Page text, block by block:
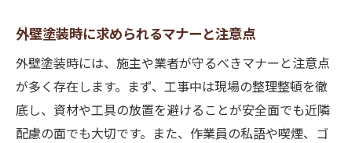
外壁塗装時に求められるマナーと注意点
外壁塗装時には、施主や業者が守るべきマナーと注意点
が多く存在します。まず、工事中は現場の整理整頓を徹
底し、資材や工具の放置を避けることが安全面でも近隣
配慮の面でも大切です。また、作業員の私語や喫煙、ゴ